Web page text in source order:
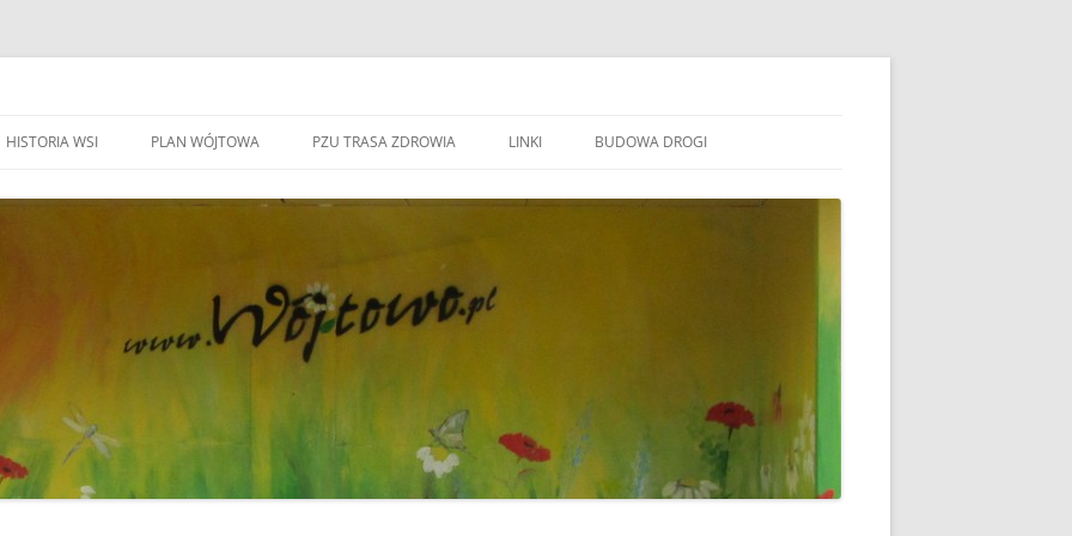
ŚMIECI
HISTORIA WSI
KAPLICZKI I KRZYŻE W WÓJTOWIE
ZWIĄZANI Z WÓJOWEM
BO JESTEM STĄD
PLAN WÓJTOWA PZU TRASA ZDROWIA LINKI
OLSZTYN
GMINA BARCZEWO DYŻURY RADNYCH
BUDOWA DROGI